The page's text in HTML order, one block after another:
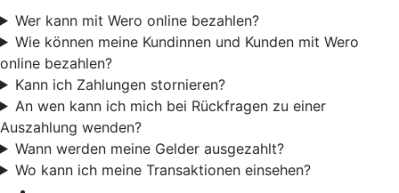
Wer kann mit Wero online bezahlen?
Wie können meine Kundinnen und Kunden mit Wero
online bezahlen?
Kann ich Zahlungen stornieren?
An wen kann ich mich bei Rückfragen zu einer
Auszahlung wenden?
Wann werden meine Gelder ausgezahlt?
Wo kann ich meine Transaktionen einsehen?